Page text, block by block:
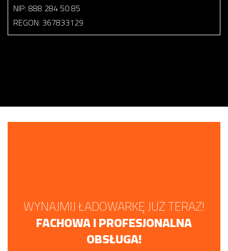
NIP: 888 284 50 85
REGON: 367833129
WYNAJMIJ ŁADOWARKĘ JUŻ TERAZ!
FACHOWA I PROFESJONALNA
OBSŁUGA!